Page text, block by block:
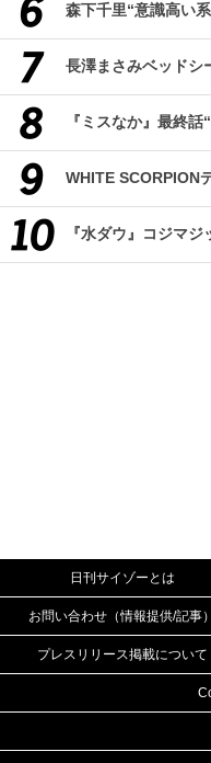
森下千里“意識高い
長澤まさみベッドシ
『ミスなか』最終
WHITE SCORPION
『水ダウ』コジマジ
日刊サイゾーとは
お問い合わせ（情報提供/記事）
プレスリリース掲載について